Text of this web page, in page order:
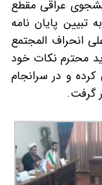
عراقی مقطع
تبیین پایان نامه
انحراف المجتمع
محترم نکات خود
و در سرانجام
گرفت.